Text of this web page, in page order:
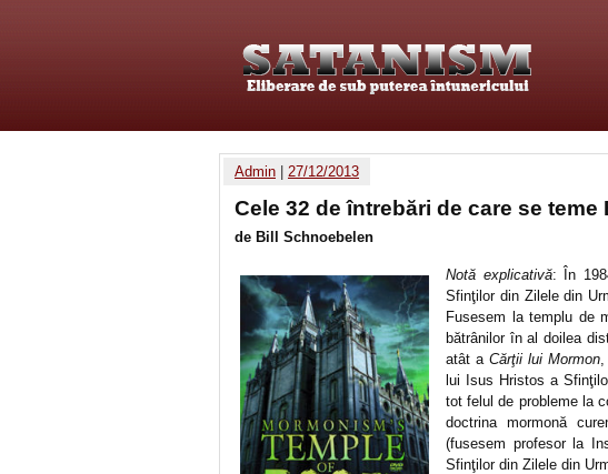
Admin 27/12/2013
Cele 32 de întrebări de care se
de Bill Schnoebelen
Notă explicativă: În
Sfinţilor din Zilele din
Fusesem la templu de
bătrânilor în al doilea
atât aCărţii lui Mormon,
lui Isus Hristos a
tot felul de probleme la
doctrina mormonă
(fusesem profesor la
Sfinţilor din Zilele din